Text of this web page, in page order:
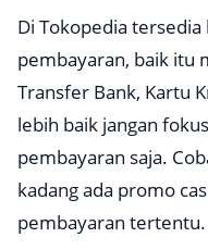
Di Tokopedia
pembayaran, baik itu
Transfer Bank, Kartu
lebih baik jangan
pembayaran saja.
kadang ada promo
pembayaran tertentu.